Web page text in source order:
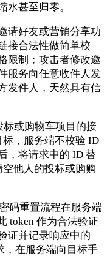
水甚至归零。
请好友或营销分享功
接合法性做简单校
限制；攻击者修改邀
服务向任意收件人发
发件人，天然具有信
标或购物车项目的接
，服务端不校验 ID
，将请求中的 ID 替
他人的投标或购购
密码重置流程在服务端
token 作为合法验证
证并记录响应中的
，在服务端向目标手